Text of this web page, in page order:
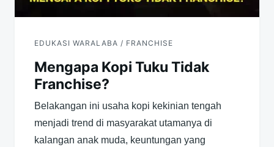
EDUKASI WARALABA / FRANCHISE
Mengapa Kopi Tuku Tidak
Franchise?
Belakangan ini usaha kopi kekinian tengah
menjadi trend di masyarakat utamanya di
kalangan anak muda, keuntungan yang